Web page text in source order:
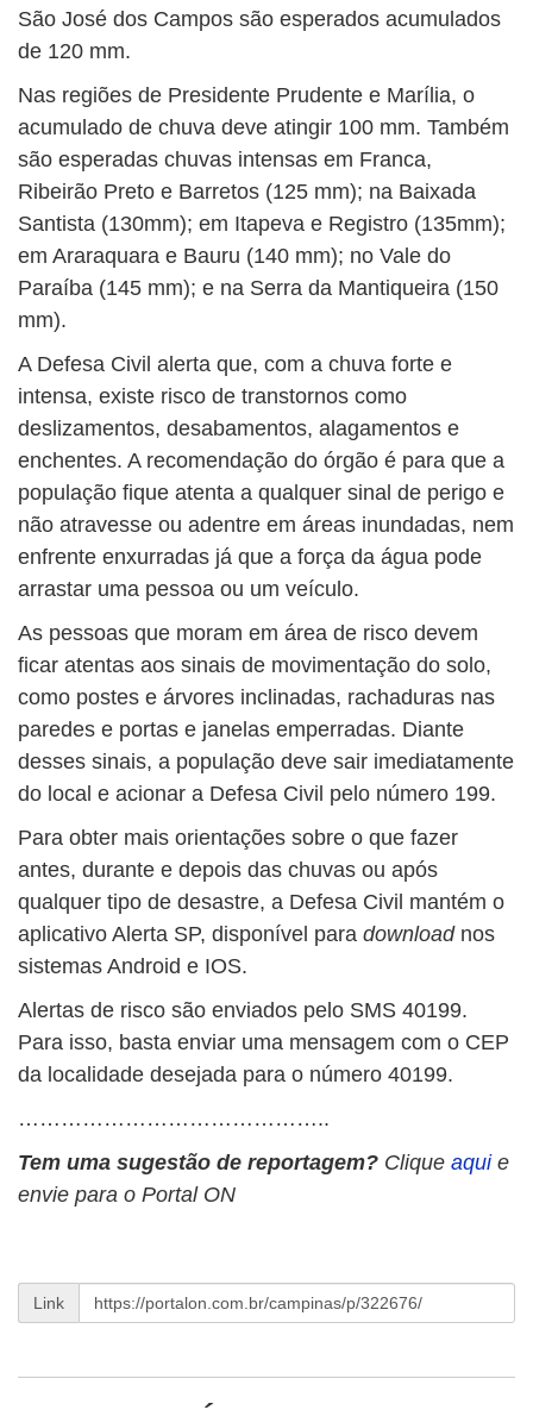
São José dos Campos são esperados acumulados
de 120 mm.
Nas regiões de Presidente Prudente e Marília, o
acumulado de chuva deve atingir 100 mm. Também
são esperadas chuvas intensas em Franca,
Ribeirão Preto e Barretos (125 mm); na Baixada
Santista (130mm); em Itapeva e Registro (135mm);
em Araraquara e Bauru (140 mm); no Vale do
Paraíba (145 mm); e na Serra da Mantiqueira (150
mm).
A Defesa Civil alerta que, com a chuva forte e
intensa, existe risco de transtornos como
deslizamentos, desabamentos, alagamentos e
enchentes. A recomendação do órgão é para que a
população fique atenta a qualquer sinal de perigo e
não atravesse ou adentre em áreas inundadas, nem
enfrente enxurradas já que a força da água pode
arrastar uma pessoa ou um veículo.
As pessoas que moram em área de risco devem
ficar atentas aos sinais de movimentação do solo,
como postes e árvores inclinadas, rachaduras nas
paredes e portas e janelas emperradas. Diante
desses sinais, a população deve sair imediatamente
do local e acionar a Defesa Civil pelo número 199.
Para obter mais orientações sobre o que fazer
antes, durante e depois das chuvas ou após
qualquer tipo de desastre, a Defesa Civil mantém o
aplicativo Alerta SP, disponível para download nos
sistemas Android e IOS.
Alertas de risco são enviados pelo SMS 40199.
Para isso, basta enviar uma mensagem com o CEP
da localidade desejada para o número 40199.
……………………………………..
Tem uma sugestão de reportagem? Clique aqui e
envie para o Portal ON
Link